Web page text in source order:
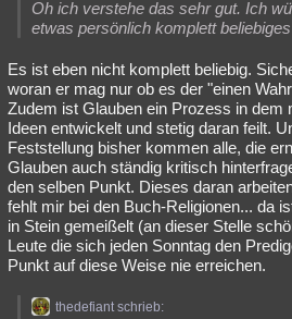
Oh ich verstehe das sehr gut. Ich
etwas persönlich komplett
Es ist eben nicht komplett beliebig.
woran er mag nur ob es der "einen
Zudem ist Glauben ein Prozess in dem
Ideen entwickelt und stetig daran feilt.
Feststellung bisher kommen alle, die
Glauben auch ständig kritisch
den selben Punkt. Dieses daran
fehlt mir bei den Buch-Religionen... da
in Stein gemeißelt (an dieser Stelle
Leute die sich jeden Sonntag den
Punkt auf diese Weise nie erreichen.
thedefiant schrieb: